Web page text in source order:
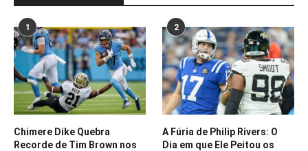
1
Chimere Dike Quebra
Recorde de Tim Brown nos
2
A Fúria de Philip Rivers: O
Dia em que Ele Peitou os